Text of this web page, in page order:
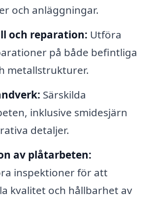
och anläggningar.
och reparation: Utföra
på både befintliga
metallstrukturer.
Särskilda
inklusive smidesjärn
detaljer.
av plåtarbeten:
inspektioner för att
kvalitet och hållbarhet av